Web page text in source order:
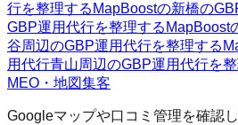
行を整理する MapBoostの新橋の
GBP運用代行を整理する MapBoost
谷周辺のGBP運用代行を整理する
用代行青山周辺のGBP運用代行を
MEO・地図集客
Googleマップや口コミ管理を確認